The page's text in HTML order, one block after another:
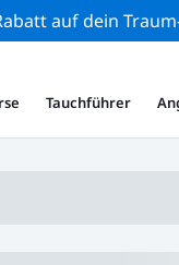
auf dein
Tauchführer